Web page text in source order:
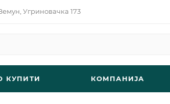
Угриновачка 173
КУПИТИ КОМПАНИЈА